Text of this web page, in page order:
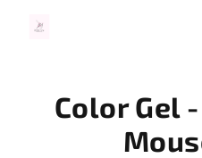
Color Gel